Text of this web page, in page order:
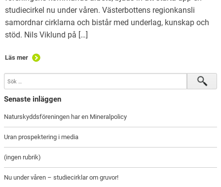
studiecirkel nu under våren. Västerbottens regionkansli
samordnar cirklarna och bistår med underlag, kunskap och
stöd. Nils Viklund på […]
Läs mer
Senaste inläggen
Naturskyddsföreningen har en Mineralpolicy
Uran prospektering i media
(ingen rubrik)
Nu under våren – studiecirklar om gruvor!